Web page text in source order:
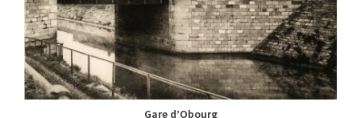
Gare d’Obourg